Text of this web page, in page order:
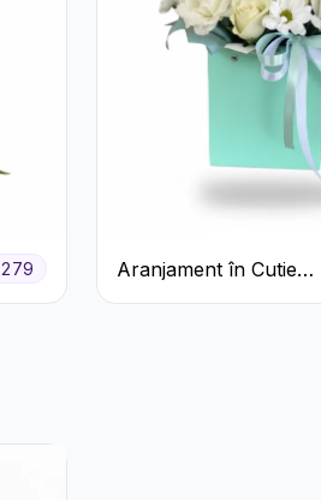
279
Aranjament în Cutie
Verde Mentă cu